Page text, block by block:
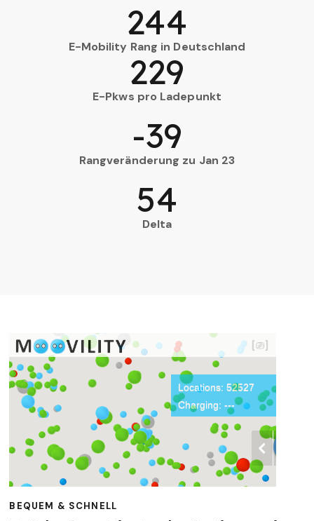
E-Mobility Rang in Deutschland
244
E-Pkws pro Ladepunkt
229
Rangveränderung zu Jan 23
-39
Delta
54
BEQUEM & SCHNELL